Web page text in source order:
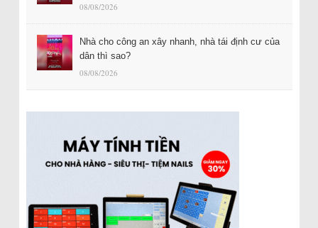
08/08/2026
Nhà cho công an xây nhanh, nhà tái định cư của
dân thì sao?
08/08/2026